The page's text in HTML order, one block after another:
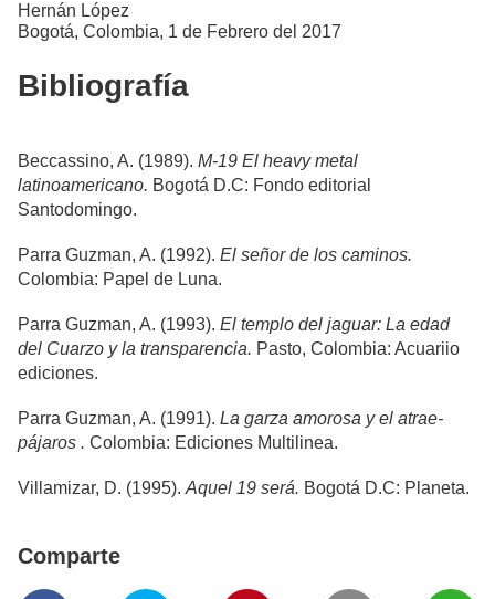
Hernán López
Bogotá, Colombia, 1 de Febrero del 2017
Bibliografía
Beccassino, A. (1989). M-19 El heavy metal
latinoamericano. Bogotá D.C: Fondo editorial
Santodomingo.
Parra Guzman, A. (1992). El señor de los caminos.
Colombia: Papel de Luna.
Parra Guzman, A. (1993). El templo del jaguar: La edad
del Cuarzo y la transparencia. Pasto, Colombia: Acuariio
ediciones.
Parra Guzman, A. (1991). La garza amorosa y el atrae-
pájaros . Colombia: Ediciones Multilinea.
Villamizar, D. (1995). Aquel 19 será. Bogotá D.C: Planeta.
Comparte